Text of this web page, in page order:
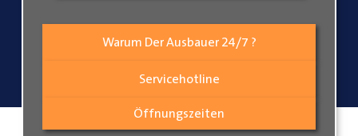
Warum Der Ausbauer 24/7 ?
Servicehotline
Öffnungszeiten